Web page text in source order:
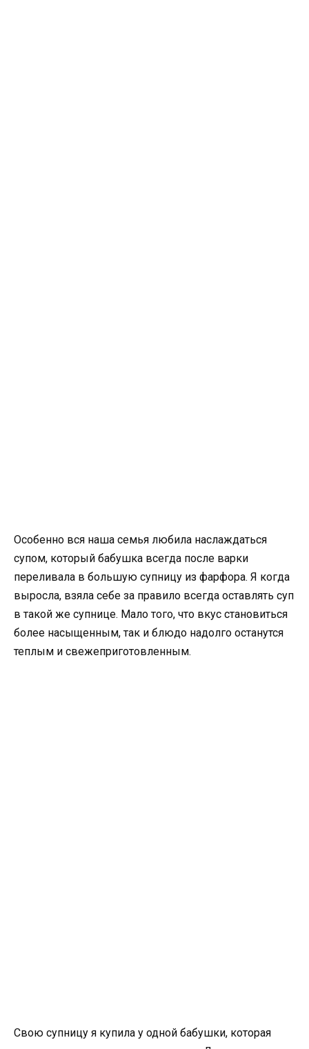
Особенно вся наша семья любила наслаждаться
супом, который бабушка всегда после варки
переливала в большую супницу из фарфора. Я когда
выросла, взяла себе за правило всегда оставлять суп
в такой же супнице. Мало того, что вкус становиться
более насыщенным, так и блюдо надолго останутся
теплым и свежеприготовленным.
Свою супницу я купила у одной бабушки, которая